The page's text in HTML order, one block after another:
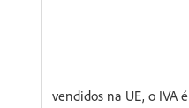
vendidos na UE, o IVA é